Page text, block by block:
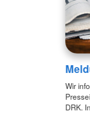
Wir
DRK.